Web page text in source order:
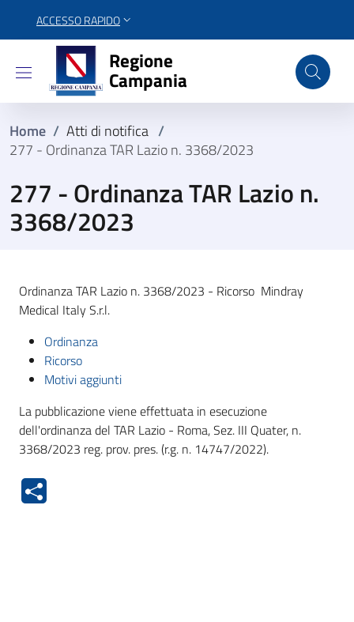
ACCESSO RAPIDO
Regione Campania
Regione
Campania
Home / Atti di notifica /
277 - Ordinanza TAR Lazio n. 3368/2023
277 - Ordinanza TAR Lazio n.
3368/2023
Ordinanza TAR Lazio n. 3368/2023 - Ricorso Mindray
Medical Italy S.r.l.
Ordinanza
Ricorso
Motivi aggiunti
La pubblicazione viene effettuata in esecuzione
dell'ordinanza del TAR Lazio - Roma, Sez. III Quater, n.
3368/2023 reg. prov. pres. (r.g. n. 14747/2022).